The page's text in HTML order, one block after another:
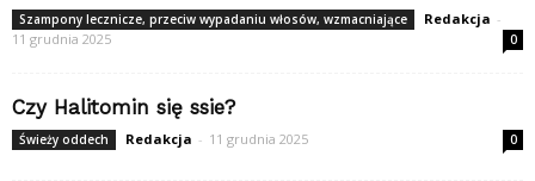
Szampony lecznicze, przeciw wypadaniu włosów, wzmacniające Redakcja -
11 grudnia 2025
0
Czy Halitomin się ssie?
Świeży oddech Redakcja - 11 grudnia 2025 0